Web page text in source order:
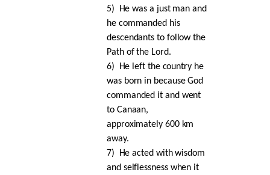
5)
He was a just man and
he commanded his
descendants to follow the
Path of the Lord.
6)
He left the country he
was born in because God
commanded it and went
to Canaan,
approximately 600 km
away.
7)
He acted with wisdom
and selflessness when it